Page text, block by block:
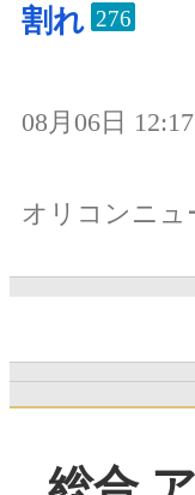
割れ 276
08月06日 12:17
オリコンニュ